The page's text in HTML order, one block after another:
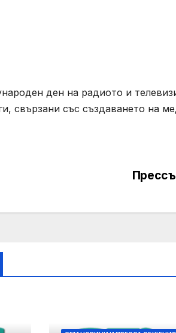
ден на радиото и
свързани със създаването на